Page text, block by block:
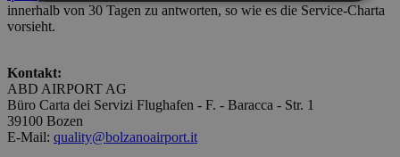
innerhalb von 30 Tagen zu antworten, so wie es die Service-Charta
vorsieht.
Kontakt:
ABD AIRPORT AG
Büro Carta dei Servizi Flughafen - F. - Baracca - Str. 1
39100 Bozen
E-Mail: quality@bolzanoairport.it
Unbedingt erforderliche Cookies ermöglichen
wesentliche Kernfunktionen der Website wie die
Benutzeranmeldung und die Kontoverwaltung.
Ohne die unbedingt erforderlichen Cookies kann die